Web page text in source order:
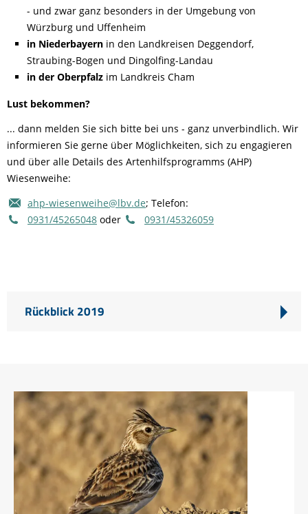
- und zwar ganz besonders in der Umgebung von
Würzburg und Uffenheim
in Niederbayernin den Landkreisen Deggendorf,
Straubing-Bogen und Dingolfing-Landau
in der Oberpfalzim Landkreis Cham
Lust bekommen?
... dann melden Sie sich bitte bei uns - ganz unverbindlich. Wir
informieren Sie gerne über Möglichkeiten, sich zu engagieren
und über alle Details des Artenhilfsprogramms (AHP)
Wiesenweihe:
ahp-wiesenweihe@lbv.de; Telefon:
0931/45265048 oder 0931/45326059
Rückblick 2019